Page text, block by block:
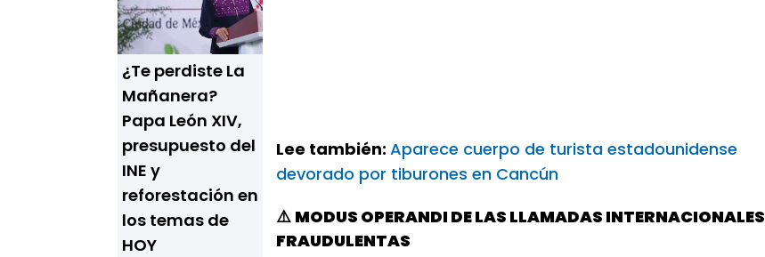
¿Te perdiste La
Mañanera?
Papa León XIV,
presupuesto del
INE y
reforestación en
los temas de
HOY
Lee también: Aparece cuerpo de turista estadounidense
devorado por tiburones en Cancún
⚠️ MODUS OPERANDI DE LAS LLAMADAS INTERNACIONALES
FRAUDULENTAS